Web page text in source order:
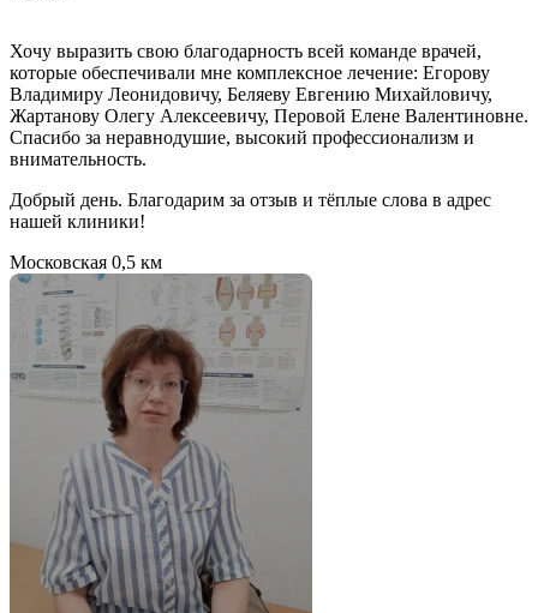
Хочу выразить свою благодарность всей команде врачей,
которые обеспечивали мне комплексное лечение: Егорову
Владимиру Леонидовичу, Беляеву Евгению Михайловичу,
Жартанову Олегу Алексеевичу, Перовой Елене Валентиновне.
Спасибо за неравнодушие, высокий профессионализм и
внимательность.
Добрый день. Благодарим за отзыв и тёплые слова в адрес
нашей клиники!
Московская 0,5 км